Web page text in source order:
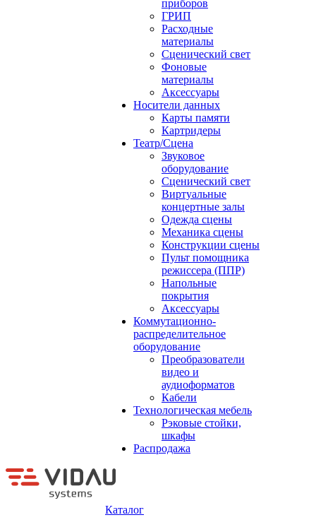
приборов
ГРИП
Расходные
материалы
Сценический свет
Фоновые
материалы
Аксессуары
Носители данных
Карты памяти
Картридеры
Театр/Сцена
Звуковое
оборудование
Сценический свет
Виртуальные
концертные залы
Одежда сцены
Механика сцены
Конструкции сцены
Пульт помощника
режиссера (ППР)
Напольные
покрытия
Аксессуары
Коммутационно-
распределительное
оборудование
Преобразователи
видео и
аудиоформатов
Кабели
Технологическая мебель
Рэковые стойки,
шкафы
Распродажа
Каталог